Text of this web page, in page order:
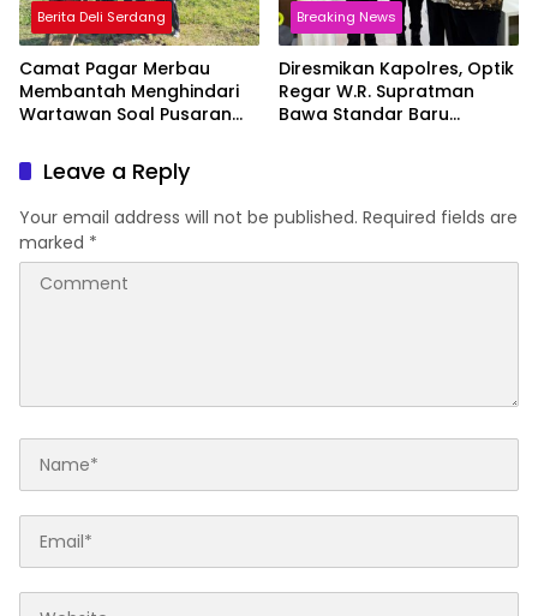
Berita Deli Serdang
Camat Pagar Merbau
Membantah Menghindari
Wartawan Soal Pusaran
Breaking News
Diresmikan Kapolres, Optik
Regar W.R. Supratman
Bawa Standar Baru
Leave a Reply
Your email address will not be published. Required fields are
marked *